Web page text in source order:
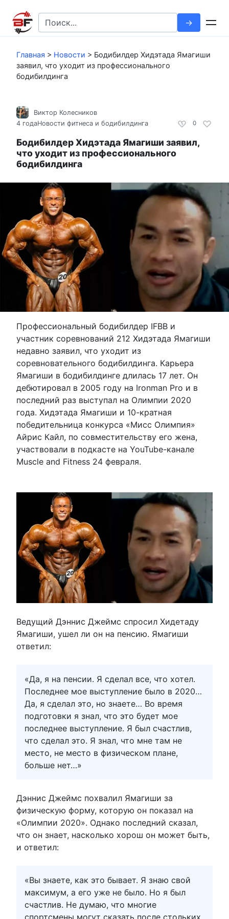
контенту
Search
for:
Главная > Новости > Бодибилдер Хидэтада Ямагиши
заявил, что уходит из профессионального
бодибилдинга
0
Виктор Колесников
4 годаНовости фитнеса и бодибилдинга
Бодибилдер Хидэтада Ямагиши заявил,
что уходит из профессионального
бодибилдинга
Профессиональный бодибилдер IFBB и
участник соревнований 212 Хидэтада Ямагиши
недавно заявил, что уходит из
соревновательного бодибилдинга. Карьера
Ямагиши в бодибилдинге длилась 17 лет. Он
дебютировал в 2005 году на Ironman Pro и в
последний раз выступал на Олимпии 2020
года. Хидэтада Ямагиши и 10-кратная
победительница конкурса «Мисс Олимпия»
Айрис Кайл, по совместительству его жена,
участвовали в подкасте на YouTube-канале
Muscle and Fitness 24 февраля.
Ведущий Дэннис Джеймс спросил Хидетаду
Ямагиши, ушел ли он на пенсию. Ямагиши
ответил:
«Да, я на пенсии. Я сделал все, что хотел.
Последнее мое выступление было в 2020…
Да, я сделал это, но знаете… Во время
подготовки я знал, что это будет мое
последнее выступление. Я был счастлив,
что сделал это. Я знал, что мне там не
место, не место в физическом плане,
больше нет…»
Дэннис Джеймс похвалил Ямагиши за
физическую форму, которую он показал на
«Олимпии 2020». Однако последний сказал,
что он знает, насколько хорош он может быть,
и ответил:
«Вы знаете, как это бывает. Я знаю свой
максимум, а его уже не было. Но я был
счастлив. Не думаю, что многие
спортсмены могут сказать после стольких